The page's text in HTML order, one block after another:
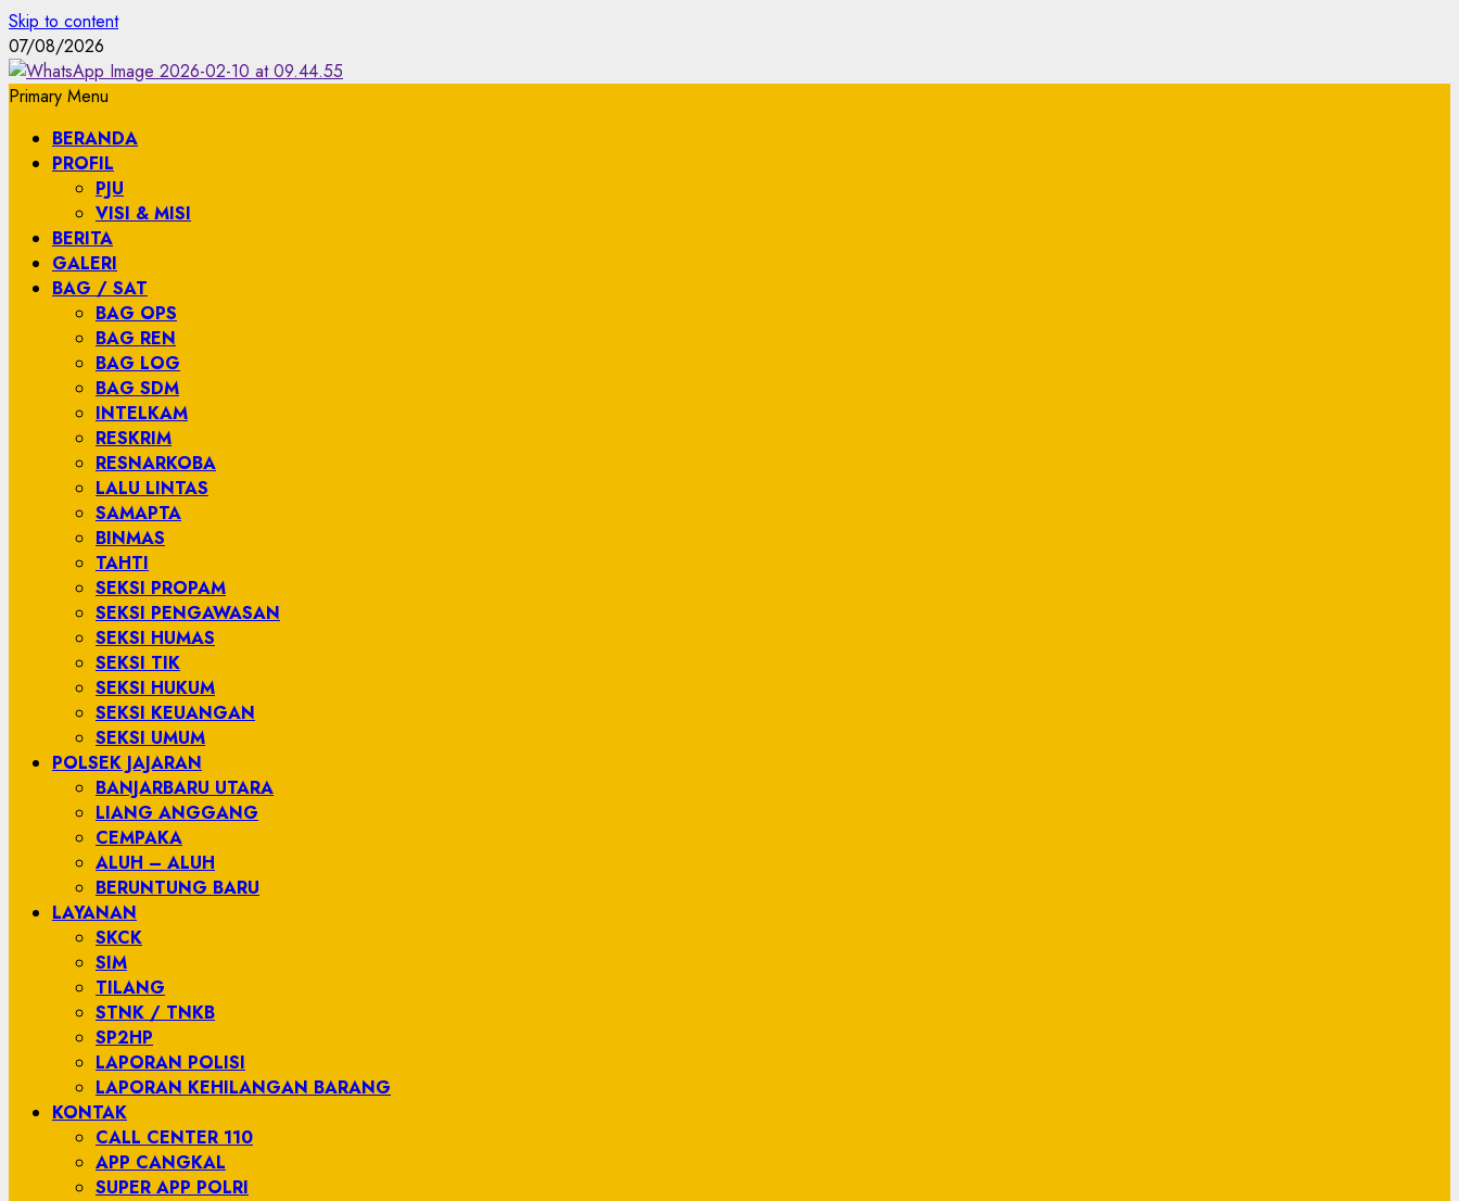
Skip to content
07/08/2026
Primary Menu
BERANDA
PROFIL
PJU
VISI & MISI
BERITA
GALERI
BAG / SAT
BAG OPS
BAG REN
BAG LOG
BAG SDM
INTELKAM
RESKRIM
RESNARKOBA
LALU LINTAS
SAMAPTA
BINMAS
TAHTI
SEKSI PROPAM
SEKSI PENGAWASAN
SEKSI HUMAS
SEKSI TIK
SEKSI HUKUM
SEKSI KEUANGAN
SEKSI UMUM
POLSEK JAJARAN
BANJARBARU UTARA
LIANG ANGGANG
CEMPAKA
ALUH – ALUH
BERUNTUNG BARU
LAYANAN
SKCK
SIM
TILANG
STNK / TNKB
SP2HP
LAPORAN POLISI
LAPORAN KEHILANGAN BARANG
KONTAK
CALL CENTER 110
APP CANGKAL
SUPER APP POLRI